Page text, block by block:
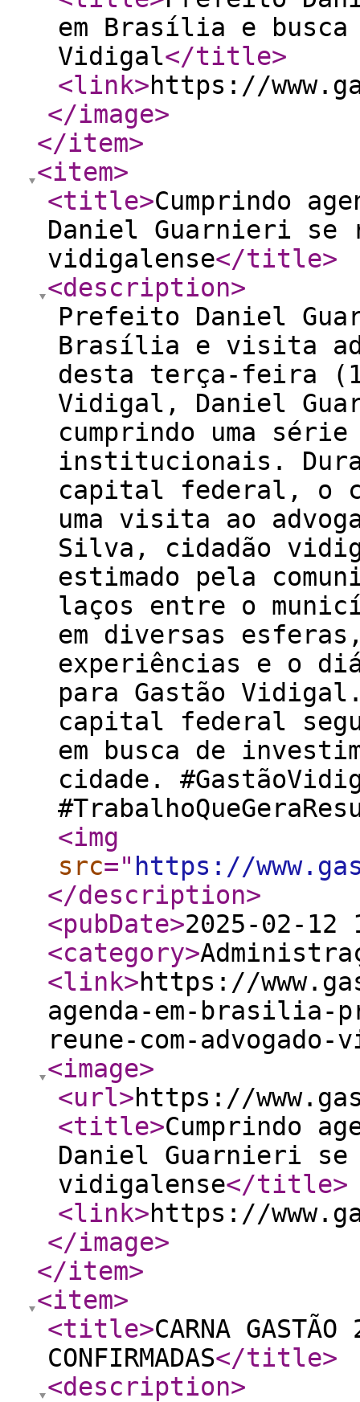
em Brasília e busca
Vidigal</title>
<link>https://
</image>
</item>
<item>
<title>Cumprindo
Daniel Guarnieri se
vidigalense</title>
<description>
Prefeito Daniel
Brasília e visita
desta terça-feira
Vidigal, Daniel
cumprindo uma série
institucionais.
capital federal, o
uma visita ao
Silva, cidadão
estimado pela
laços entre o
em diversas
experiências e o
para Gastão
capital federal
em busca de
cidade.
<img
src=" https://
</description>
<pubDate>2025-02-12
<category>
<link>https://
agenda-em-
reune-com-
<image>
<url>https://
<title>Cumprindo
Daniel Guarnieri se
vidigalense</title>
<link>https://
</image>
</item>
<item>
<title>CARNA
CONFIRMADAS</title>
<description>